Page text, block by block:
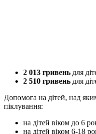
2 013 гривень для
2 510 гривень для
Допомога на дітей, над
піклування:
на дітей віком до 6
на дітей віком 6-18